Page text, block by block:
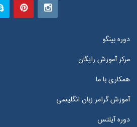
دوره بینگو
مرکز آموزش رایگان
همکاری با ما
آموزش گرامر زبان انگلیسی
دوره آیلتس